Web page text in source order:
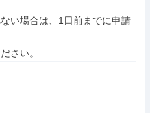
い場合は、1日前までに申請
さい。